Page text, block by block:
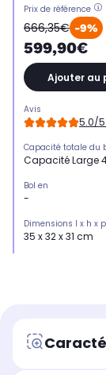
Prix de référence
666,35€ -9%
599,90€
Ajouter au
Avis
5.0/
Capacité totale du
Capacité Large
Bol en
-
Dimensions l x h x p
35 x 32 x 31 cm
Robot connecté
Oui